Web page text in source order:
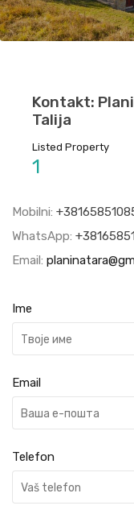
Kontakt:
Talija
Listed Property
1
Mobilni:
WhatsApp:
Email:
Ime
Email
Telefon